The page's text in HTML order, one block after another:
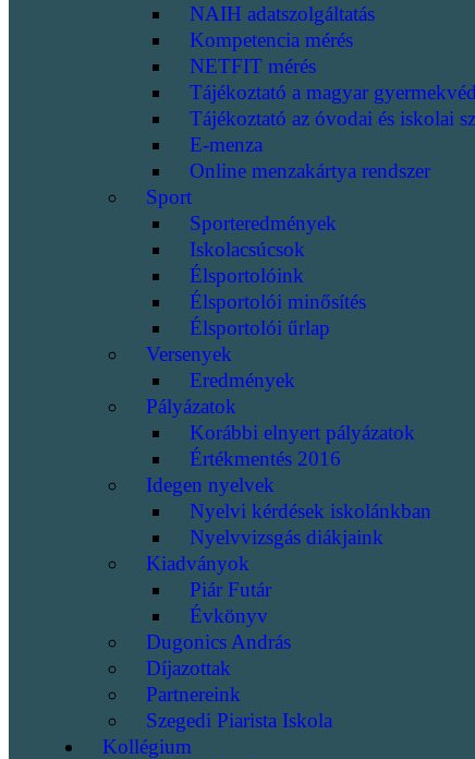
NAIH adatszolgáltatás
Kompetencia mérés
NETFIT mérés
Tájékoztató a magyar
Tájékoztató az óvodai és iskolai
E-menza
Online menzakártya rendszer
Sport
Sporteredmények
Iskolacsúcsok
Élsportolóink
Élsportolói minősítés
Élsportolói űrlap
Versenyek
Eredmények
Pályázatok
Korábbi elnyert pályázatok
Értékmentés 2016
Idegen nyelvek
Nyelvi kérdések iskolánkban
Nyelvvizsgás diákjaink
Kiadványok
Piár Futár
Évkönyv
Dugonics András
Díjazottak
Partnereink
Szegedi Piarista Iskola
Kollégium